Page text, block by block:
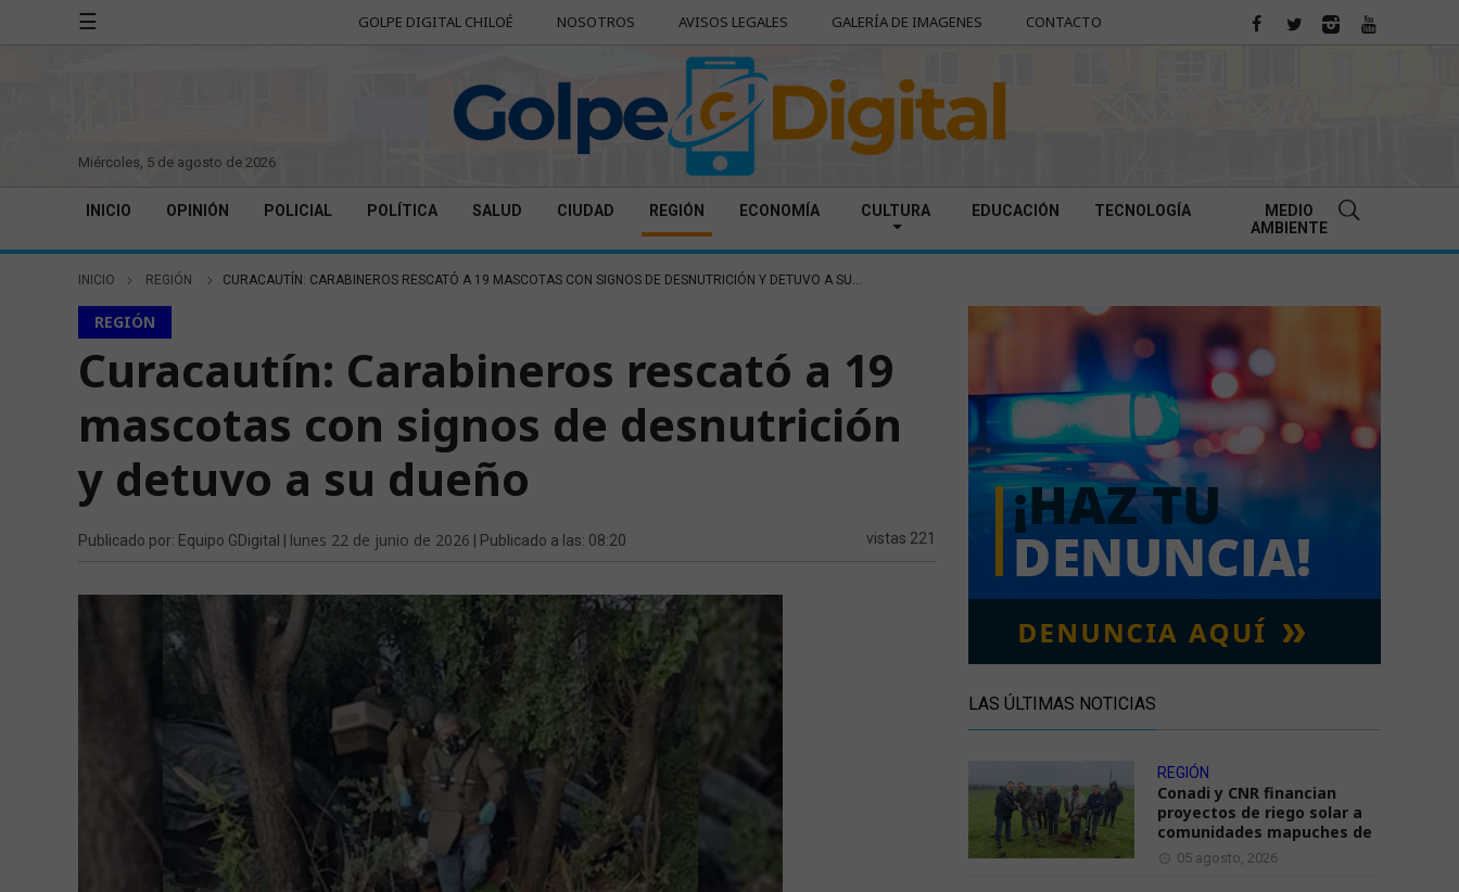
☰ GOLPE DIGITAL CHILOÉ NOSOTROS AVISOS LEGALES GALERÍA DE IMAGENES CONTACTO
miércoles, 5 de agosto de 2026
INICIO OPINIÓN POLICIAL POLÍTICA SALUD CIUDAD REGIÓN ECONOMÍA CULTURA EDUCACIÓN TECNOLOGÍA
MEDIO
AMBIENTE
INICIO REGIÓN CURACAUTÍN: CARABINEROS RESCATÓ A 19 MASCOTAS CON SIGNOS DE DESNUTRICIÓN Y DETUVO A SU...
REGIÓN
Curacautín: Carabineros rescató a 19
mascotas con signos de desnutrición
y detuvo a su dueño
Publicado por: Equipo GDigital | lunes 22 de junio de 2026 | Publicado a las: 08:20 vistas 221
LAS ÚLTIMAS NOTICIAS
REGIÓN
Conadi y CNR financian
proyectos de riego solar a
comunidades mapuches de
05 agosto, 2026